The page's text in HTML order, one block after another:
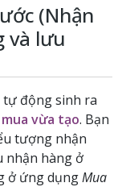
(Nhận
và lưu
tự động sinh ra
vừa tạo. Bạn
tượng nhận
nhận hàng ở
ở ứng dụngMua